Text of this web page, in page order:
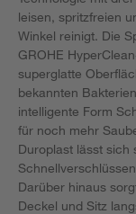
leisen, spritzfreien
Winkel reinigt. Die
GROHE
superglatte
bekannten
intelligente Form
für noch mehr
Duroplast lässt sich
Darüber hinaus
Deckel und Sitz